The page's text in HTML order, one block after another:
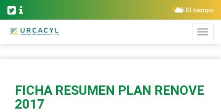
FICHA RESUMEN PLAN RENOVE
2017